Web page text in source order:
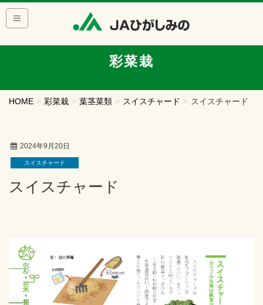
彩菜栽
HOME 彩菜栽 葉茎菜類 スイスチャード スイスチャード
2024年9月20日
スイスチャード
スイスチャード